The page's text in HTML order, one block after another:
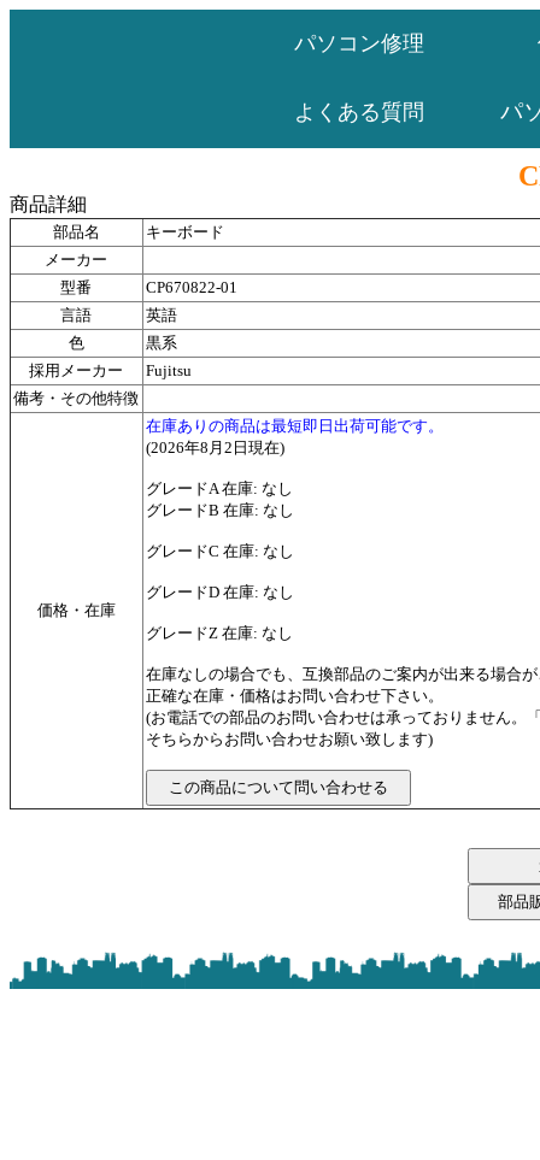
パソコン修理
よくある質問 パ
商品詳細
部品名
キーボード
メーカー
型番
CP670822-01
言語
英語
色
黒系
採用メーカー
Fujitsu
備考・その他特徴
価格・在庫
在庫ありの商品は最短即日出荷可能です。
(2026年8月2日現在)
グレードA 在庫: なし
グレードB 在庫: なし
グレードC 在庫: なし
グレードD 在庫: なし
グレードZ 在庫: なし
在庫なしの場合でも、互換部品のご案内が出来る場合
正確な在庫・価格はお問い合わせ下さい。
(お電話での部品のお問い合わせは承っておりません。
そちらからお問い合わせお願い致します)